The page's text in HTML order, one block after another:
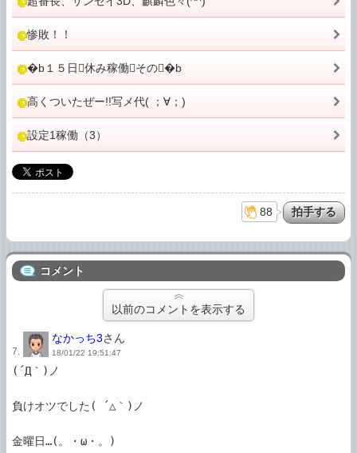
惨敗！！
�b１５日休み稼働その�b
高くついたぜー!!写メ代( ；∀；)
設定1稼働（3）
88
コメント
以前のコメントを表示する
7.
なかっち3さん
18/01/22 19:51:47
(´Д｀)ノ
負けオツでした( ´△｀)ノ
金曜日…(。・ω・。)